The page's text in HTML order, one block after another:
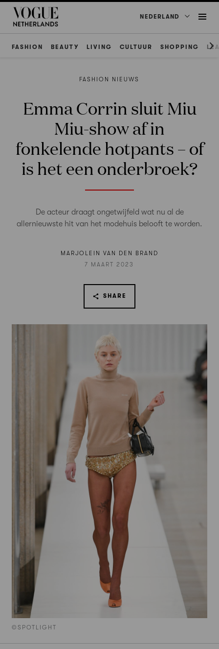
NEDERLAND
FASHION BEAUTY LIVING CULTUUR SHOPPING
©SPOTLIGHT
FASHION NIEUWS
Emma Corrin sluit Miu
Miu-show af in
fonkelende hotpants – of
is het een onderbroek?
De acteur draagt ongetwijfeld wat nu al de
allernieuwste hit van het modehuis belooft te worden.
MARJOLEIN VAN DEN BRAND
7 MAART 2023
SHARE